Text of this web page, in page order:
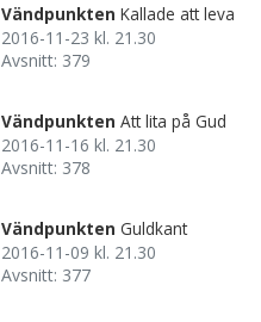
Vändpunkten Kallade att leva
2016-11-23 kl. 21.30
Avsnitt: 379
Vändpunkten Att lita på Gud
2016-11-16 kl. 21.30
Avsnitt: 378
Vändpunkten Guldkant
2016-11-09 kl. 21.30
Avsnitt: 377